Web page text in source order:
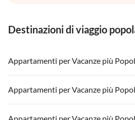
Destinazioni di viaggio
Appartamenti per Vacanze più
Appartamenti per Vacanze in Italia
Appartamenti per Vacanze in Liguria
Appartamenti per Vacanze più
Appartamenti per Vacanze in Italia